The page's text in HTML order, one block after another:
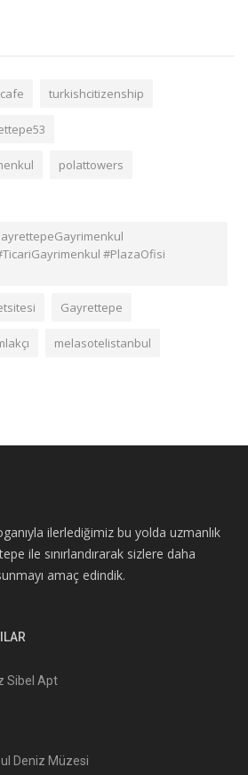
turkishcitizenship
polattowers
#PlazaOfisi
Gayrettepe
melasotelistanbul
ilerlediğimiz bu yolda uzmanlık
ile sınırlandırarak sizlere daha
amaç edindik.
Sibel Apt
Deniz Müzesi